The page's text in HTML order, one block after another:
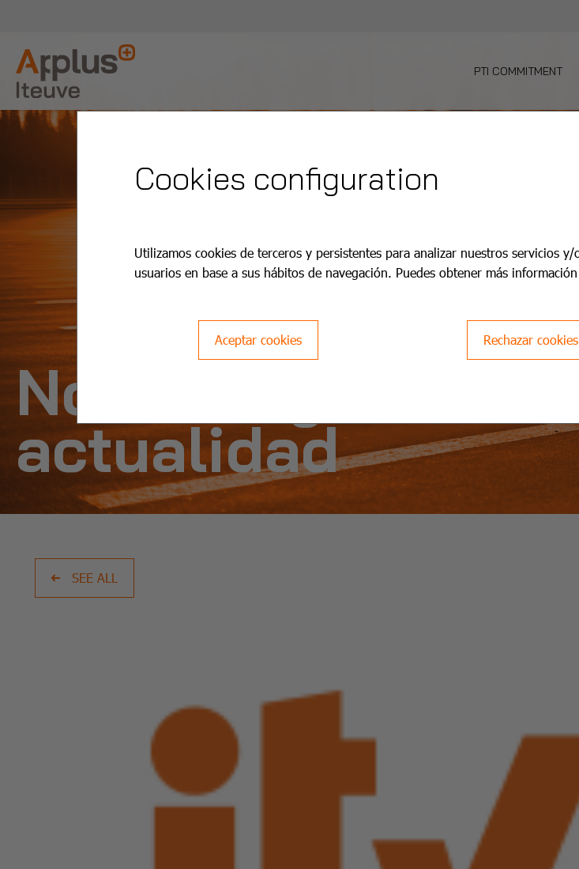
PTI COMMITMENT
Noticias y
actualidad
SEE ALL
Cookies configuration
Utilizamos cookies de terceros y persistentes para analizar nuestros servicios
usuarios en base a sus hábitos de navegación. Puedes obtener más
Aceptar cookies Rechazar cookies